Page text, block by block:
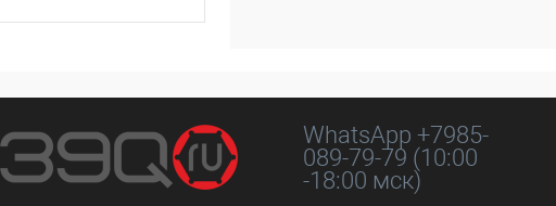
WhatsApp +7985-
089-79-79 (10:00
-18:00 мск)